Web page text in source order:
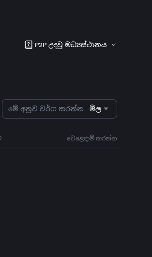
P2P උදවු මධ්‍යස්ථානය
මේ අනුව වර්ග කරන්න මිල
වෙළෙඳාම් කරන්න